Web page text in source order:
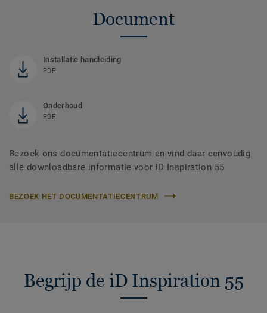
Document
Installatie handleiding
PDF
Onderhoud
PDF
Bezoek ons documentatiecentrum en vind daar eenvoudig
alle downloadbare informatie voor iD Inspiration 55
BEZOEK HET DOCUMENTATIECENTRUM
Begrijp de iD Inspiration 55